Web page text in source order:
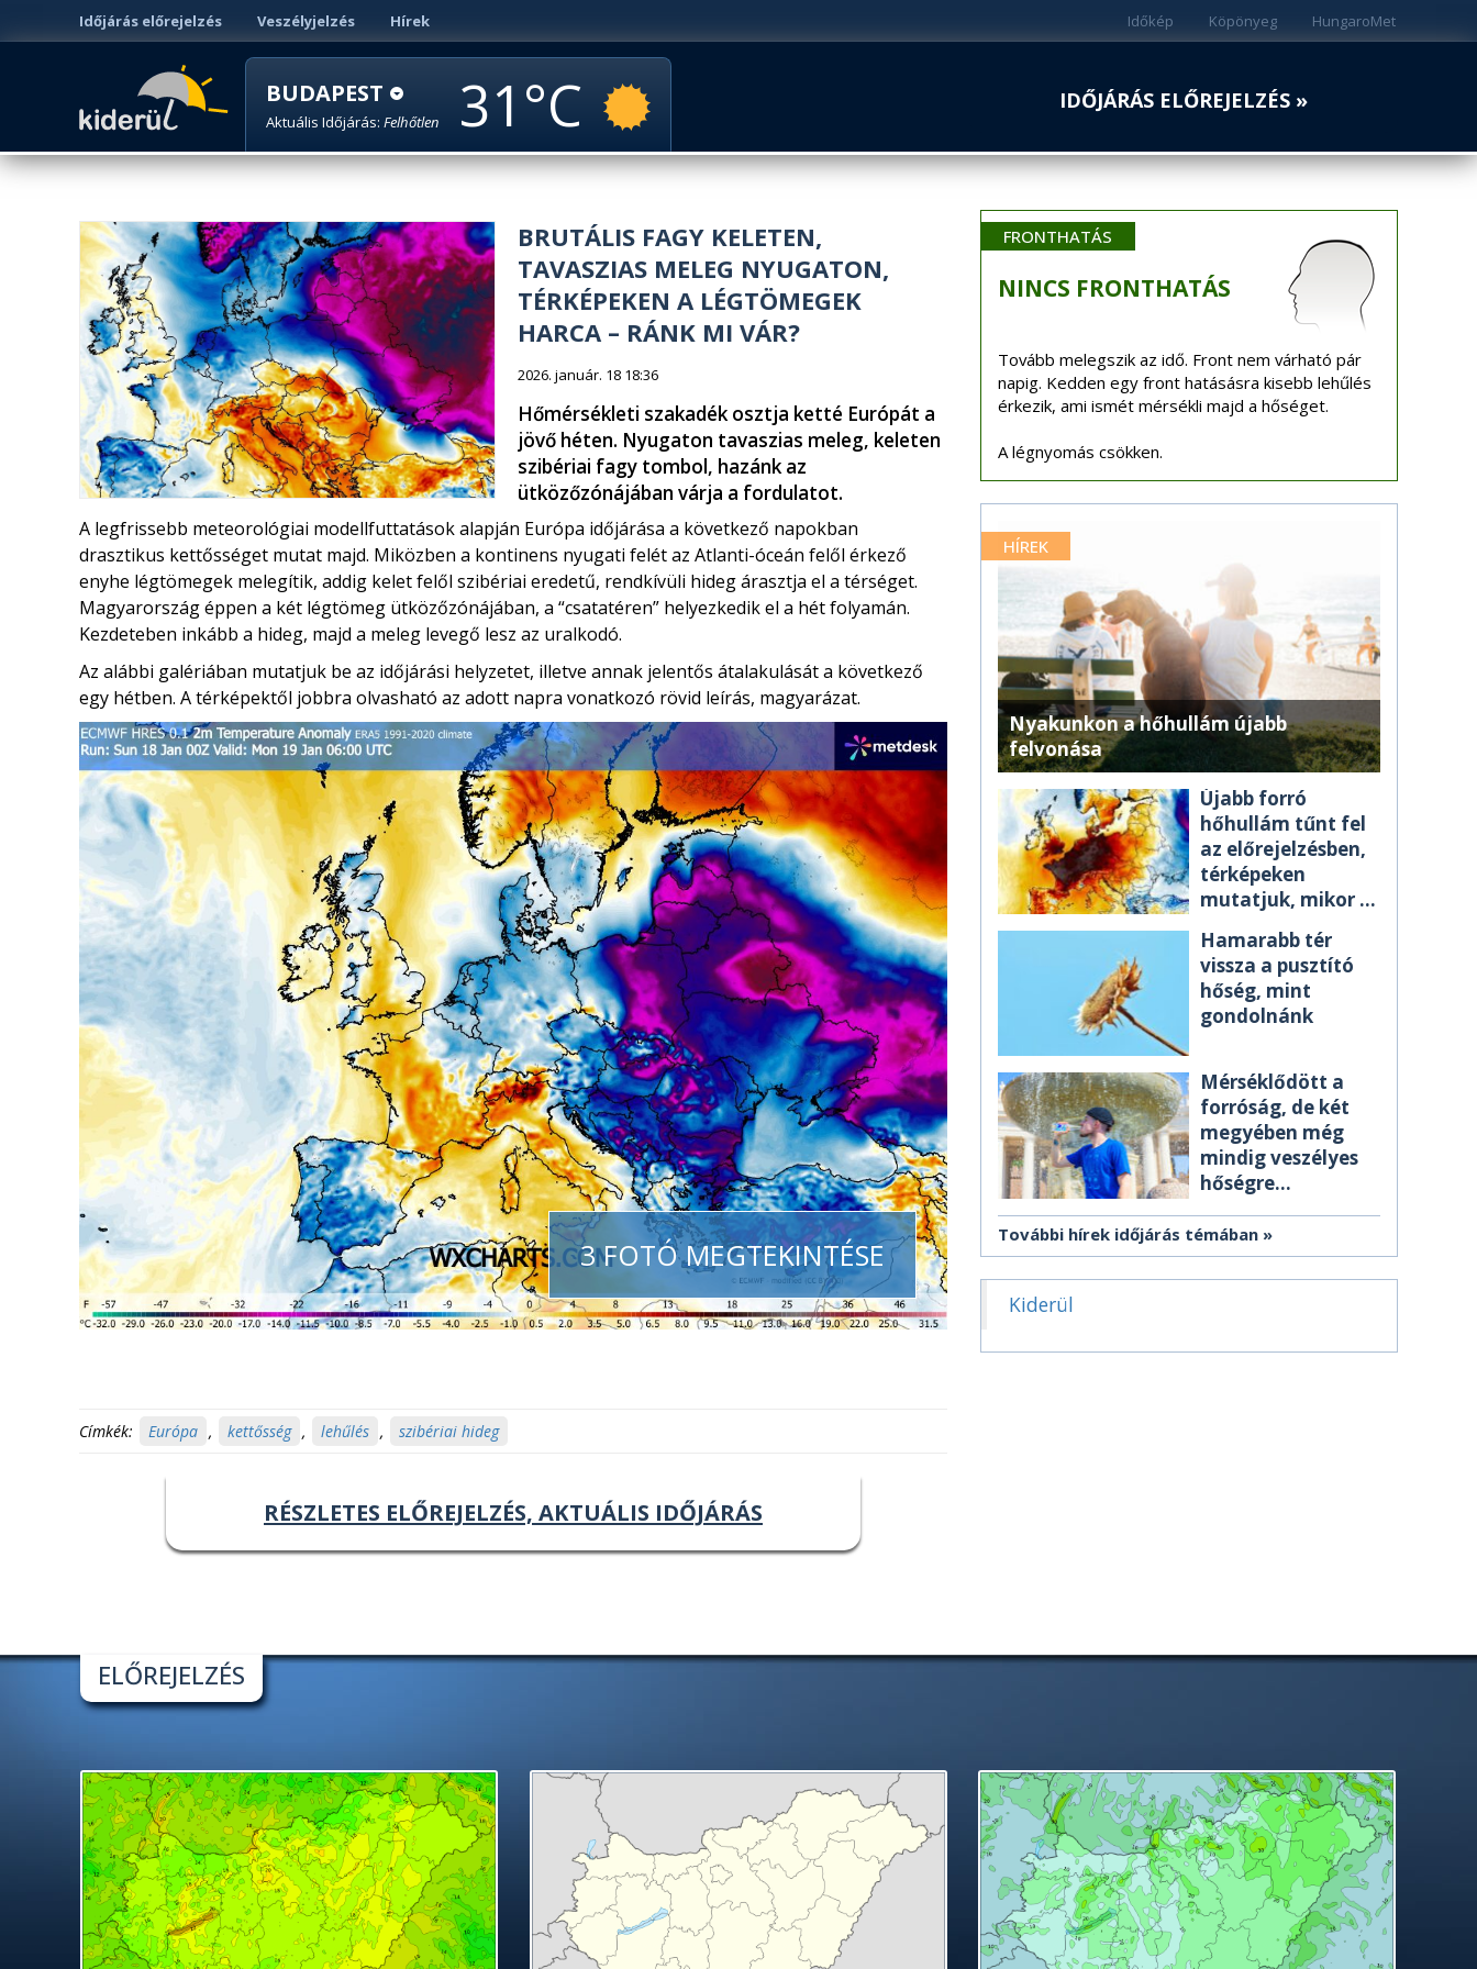
Időjárás előrejelzés Veszélyjelzés Hírek HungaroMet
Köpönyeg
Időkép
BUDAPEST
Aktuális Időjárás: Felhőtlen 31 IDŐJÁRÁS ELŐREJELZÉS »
BRUTÁLIS FAGY KELETEN,
TAVASZIAS MELEG NYUGATON,
TÉRKÉPEKEN A LÉGTÖMEGEK
HARCA – RÁNK MI VÁR?
2026. január. 18 18:36
Hőmérsékleti szakadék osztja ketté Európát a
jövő héten. Nyugaton tavaszias meleg, keleten
szibériai fagy tombol, hazánk az
ütközőzónájában várja a fordulatot.
A legfrissebb meteorológiai modellfuttatások alapján Európa időjárása a következő napokban
drasztikus kettősséget mutat majd. Miközben a kontinens nyugati felét az Atlanti-óceán felől érkező
enyhe légtömegek melegítik, addig kelet felől szibériai eredetű, rendkívüli hideg árasztja el a térséget.
Magyarország éppen a két légtömeg ütközőzónájában, a “csatatéren” helyezkedik el a hét folyamán.
Kezdeteben inkább a hideg, majd a meleg levegő lesz az uralkodó.
Az alábbi galériában mutatjuk be az időjárási helyzetet, illetve annak jelentős átalakulását a következő
egy hétben. A térképektől jobbra olvasható az adott napra vonatkozó rövid leírás, magyarázat.
3 FOTÓ MEGTEKINTÉSE
Címkék: Európa , kettősség , lehűlés , szibériai hideg
RÉSZLETES ELŐREJELZÉS, AKTUÁLIS IDŐJÁRÁS
FRONTHATÁS
NINCS FRONTHATÁS
Tovább melegszik az idő. Front nem várható pár
napig. Kedden egy front hatásásra kisebb lehűlés
érkezik, ami ismét mérsékli majd a hőséget.
A légnyomás csökken.
HÍREK
Nyakunkon a hőhullám újabb
felvonása
Újabb forró
hőhullám tűnt fel
az előrejelzésben,
térképeken
mutatjuk, mikor ér
Hamarabb tér
vissza a pusztító
hőség, mint
gondolnánk
Mérséklődött a
forróság, de két
megyében még
mindig veszélyes
hőségre
További hírek időjárás témában
Kiderül
ELŐREJELZÉS